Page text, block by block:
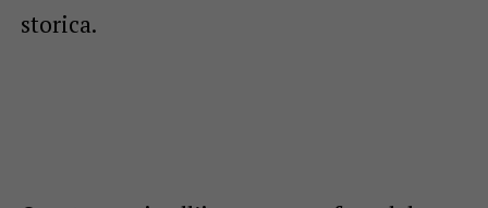
storica.